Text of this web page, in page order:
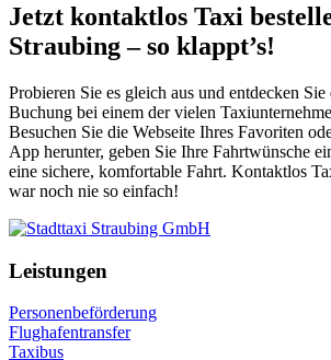
Jetzt kontaktlos Taxi
Straubing – so klappt’s!
Probieren Sie es gleich aus und entdecken
Buchung bei einem der vielen
Besuchen Sie die Webseite Ihres Favoriten
App herunter, geben Sie Ihre Fahrtwünsche
eine sichere, komfortable Fahrt. Kontaktlos
war noch nie so einfach!
Leistungen
Personenbeförderung
Flughafentransfer
Taxibus